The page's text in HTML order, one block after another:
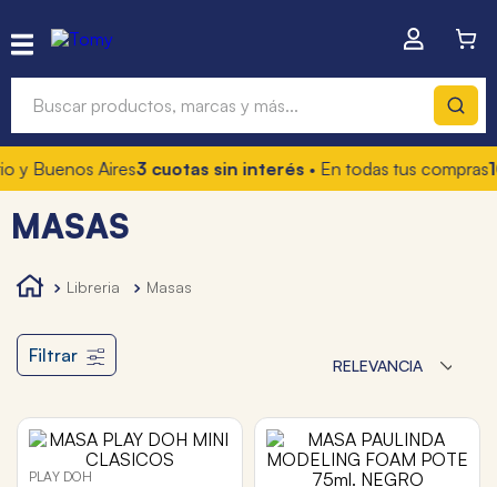
y Buenos Aires3 cuotas sin interés• En todas tus compras
MASAS
libreria masas
Filtrar RELEVANCIA
PLAY DOH
Términos más buscados
1.
hot wheels
3.
4. marcadores